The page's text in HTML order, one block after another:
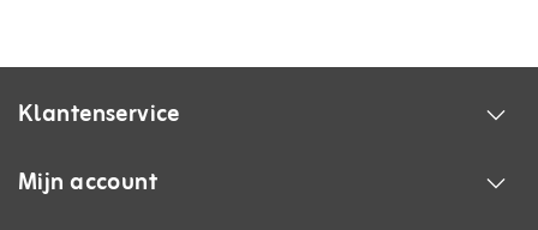
Klantenservice
Mijn account